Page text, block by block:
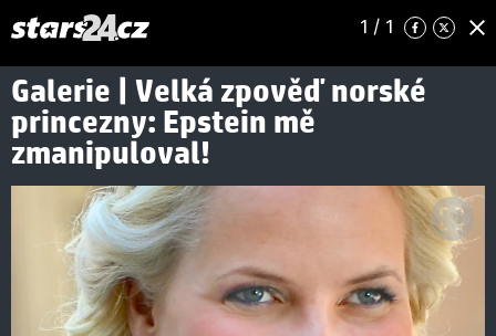
1 / 1
Galerie | Velká zpověď norské
princezny: Epstein mě
zmanipuloval!